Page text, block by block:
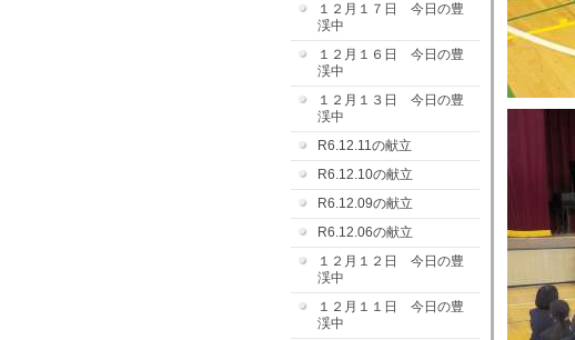
１２月１７日 今日の豊
渓中
１２月１６日 今日の豊
渓中
１２月１３日 今日の豊
渓中
R6.12.11の献立
R6.12.10の献立
R6.12.09の献立
R6.12.06の献立
１２月１２日 今日の豊
渓中
１２月１１日 今日の豊
渓中